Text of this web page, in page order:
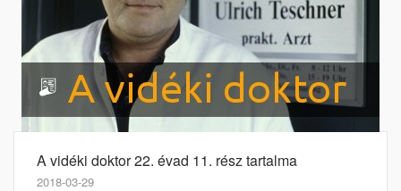
A vidéki doktor 22. évad 11. rész tartalma
2018-03-29